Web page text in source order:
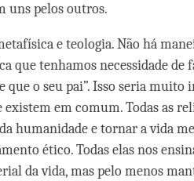
uns pelos outros.
e teologia. Não há
que tenhamos necessidade de
que o seu pai”. Isso seria muito
em comum. Todas as
humanidade e tornar a vida
ético. Todas elas nos
da vida, mas pelo menos